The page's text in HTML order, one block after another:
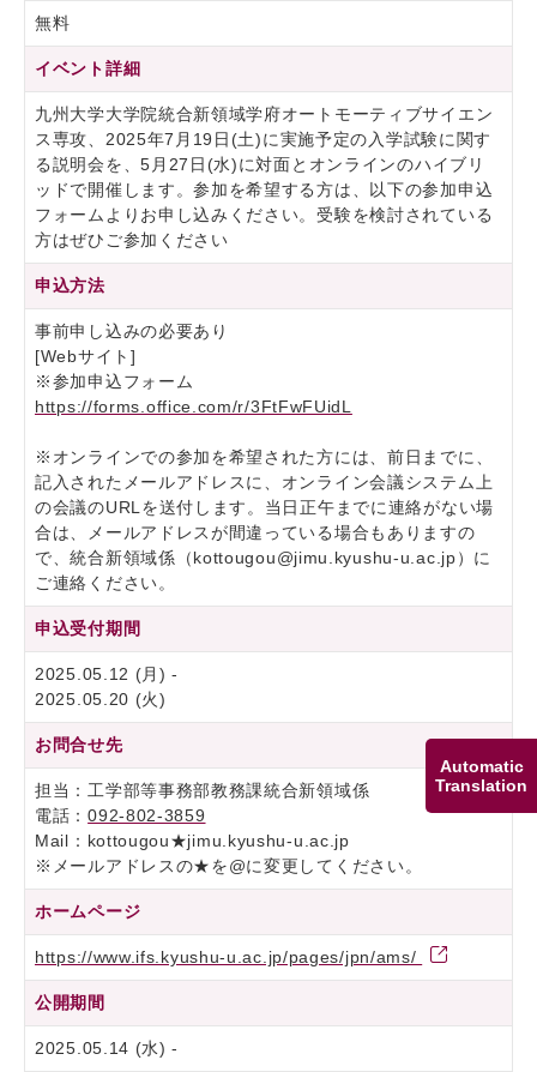
Automatic
Translation
無料
イベント詳細
九州大学大学院統合新領域学府オートモーティブサイエン
ス専攻、2025年7月19日(土)に実施予定の入学試験に関す
る説明会を、5月27日(水)に対面とオンラインのハイブリ
ッドで開催します。参加を希望する方は、以下の参加申込
フォームよりお申し込みください。受験を検討されている
方はぜひご参加ください
申込方法
事前申し込みの必要あり
[Webサイト]
※参加申込フォーム
https://forms.office.com/r/3FtFwFUidL
※オンラインでの参加を希望された方には、前日までに、
記入されたメールアドレスに、オンライン会議システム上
の会議のURLを送付します。当日正午までに連絡がない場
合は、メールアドレスが間違っている場合もありますの
で、統合新領域係（kottougou@jimu.kyushu-u.ac.jp）に
ご連絡ください。
申込受付期間
2025.05.12 (月) -
2025.05.20 (火)
お問合せ先
担当：工学部等事務部教務課統合新領域係
電話：092-802-3859
Mail：kottougou★jimu.kyushu-u.ac.jp
※メールアドレスの★を@に変更してください。
ホームページ
https://www.ifs.kyushu-u.ac.jp/pages/jpn/ams/
公開期間
2025.05.14 (水) -